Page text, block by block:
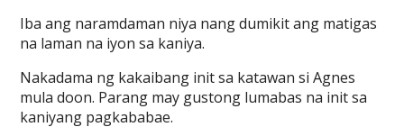
Iba ang naramdaman niya nang dumikit ang matigas
na laman na iyon sa kaniya.
Nakadama ng kakaibang init sa katawan si Agnes
mula doon. Parang may gustong lumabas na init sa
kaniyang pagkababae.